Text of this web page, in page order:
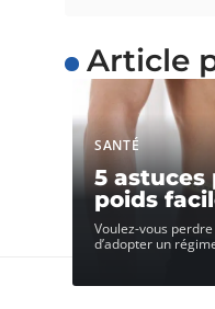
Article
SANTÉ
5 astuces
poids
Voulez-vous
d’adopter un